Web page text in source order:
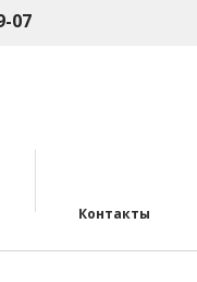
07
Контакты